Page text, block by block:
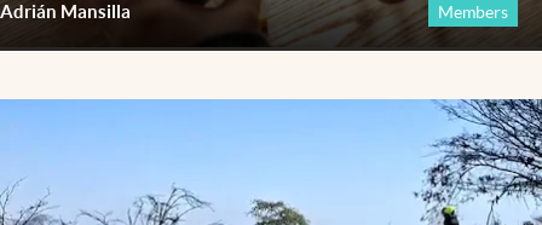
Adrián Mansilla Members